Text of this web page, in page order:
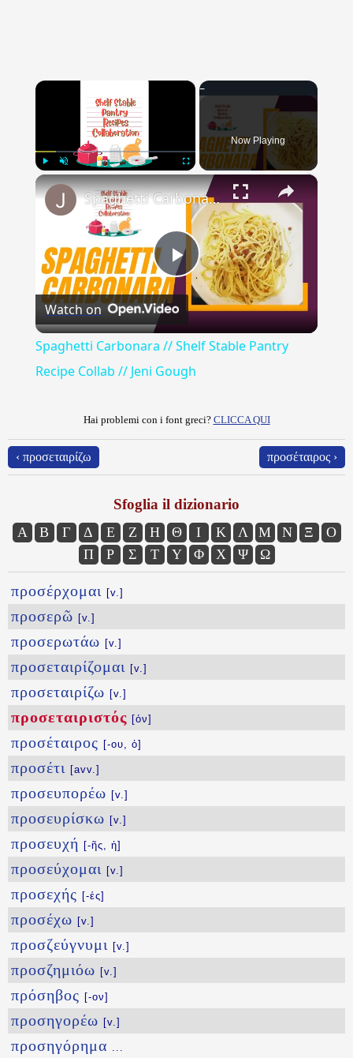
×
Fullscreen
Now Playing
×
Play
Video
Spaghetti Carbonara // Shelf Stable Pantry Recipe Collab // Jeni Gough
Watch on
Spaghetti Carbonara // Shelf Stable Pantry
Recipe Collab // Jeni Gough
Hai problemi con i font greci? CLICCA QUI
‹ προσεταιρίζω προσέταιρος ›
Sfoglia il dizionario
Α Β Γ Δ Ε Ζ Η Θ Ι Κ Λ Μ Ν Ξ
Ο
Π
Ρ Σ Τ Υ Φ Χ Ψ Ω
προσέρχομαι [v.]
προσερῶ [v.]
προσερωτάω [v.]
προσεταιρίζομαι [v.]
προσεταιρίζω [v.]
προσεταιριστός [όν]
προσέταιρος [-ου, ὁ]
προσέτι [avv.]
προσευπορέω [v.]
προσευρίσκω [v.]
προσευχή [-ῆς, ἡ]
προσεύχομαι [v.]
προσεχής [-ές]
προσέχω [v.]
προσζεύγνυμι [v.]
προσζημιόω [v.]
πρόσηβος [-ον]
προσηγορέω [v.]
προσηγόρημα ...